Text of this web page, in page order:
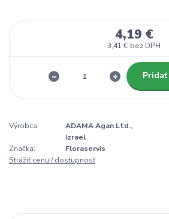
4,19 €
3,41 € bez DPH
Výrobca:
ADAMA Agan Ltd.,
Izrael
Značka:
Floraservis
Strážiť cenu / dostupnosť